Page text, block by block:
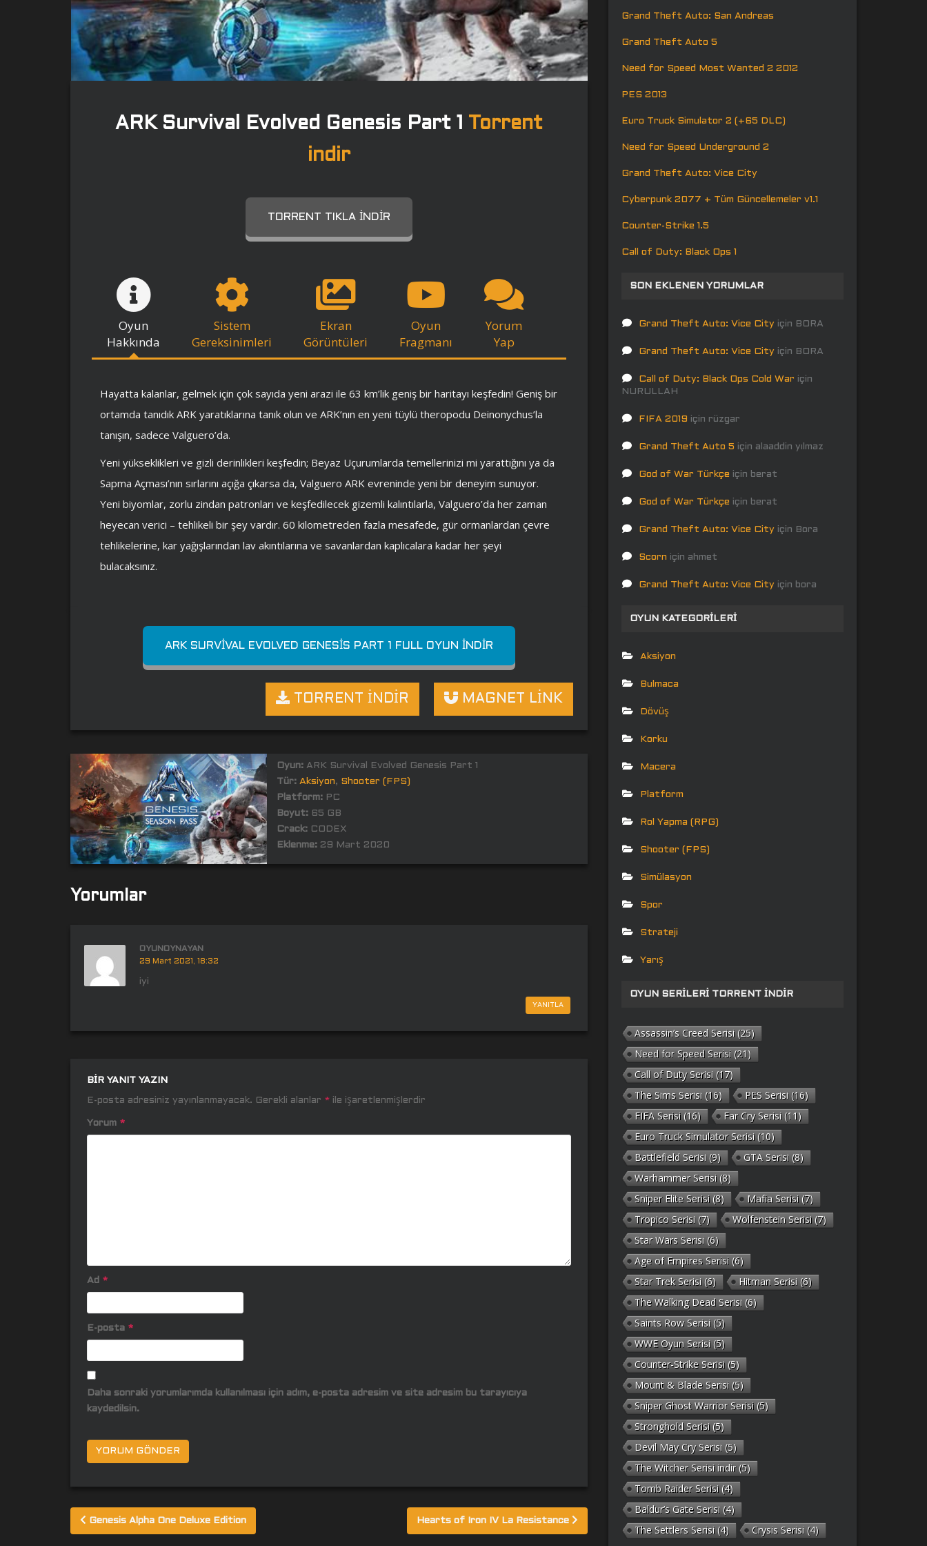
ARK Survival Evolved Genesis Part 1
Torrent
indir
TORRENT TIKLA İNDIR
Oyun
Hakkında
Sistem
Gereksinimleri
Ekran
Görüntüleri
Oyun
Fragmanı
Yorum
Yap
Hayatta kalanlar, gelmek için çok sayıda yeni arazi ile 63 km’lik geniş bir haritayı keşfedin! Geniş bir
ortamda tanıdık ARK yaratıklarına tanık olun ve ARK’nın en yeni tüylü theropodu Deinonychus’la
tanışın, sadece Valguero’da.
Yeni yükseklikleri ve gizli derinlikleri keşfedin; Beyaz Uçurumlarda temellerinizi mi yarattığını ya da
Sapma Açması’nın sırlarını açığa çıkarsa da, Valguero ARK evreninde yeni bir deneyim sunuyor.
Yeni biyomlar, zorlu zindan patronları ve keşfedilecek gizemli kalıntılarla, Valguero’da her zaman
heyecan verici – tehlikeli bir şey vardır. 60 kilometreden fazla mesafede, gür ormanlardan çevre
tehlikelerine, kar yağışlarından lav akıntılarına ve savanlardan kaplıcalara kadar her şeyi
bulacaksınız.
ARK SURVIVAL EVOLVED GENESIS PART 1 FULL OYUN İNDIR
MAGNET LİNK
TORRENT İNDİR
Oyun:ARK Survival Evolved Genesis Part 1
Tür: Aksiyon, Shooter (FPS)
Platform:PC
Boyut:65 GB
Crack:CODEX
Eklenme:29 Mart 2020
Yorumlar
OYUNOYNAYAN
29 Mart 2021, 18:32
iyi
YANITLA
BIR YANIT YAZIN
E-posta adresiniz yayınlanmayacak. Gerekli alanlar * ile işaretlenmişlerdir
Yorum *
Ad *
E-posta *
Daha sonraki yorumlarımda kullanılması için adım, e-posta adresim ve site adresim bu tarayıcıya
kaydedilsin.
Yazı
gezinmesi
Genesis Alpha One Deluxe Edition Hearts of Iron IV La Resistance
Grand Theft Auto: San Andreas
Grand Theft Auto 5
Need for Speed Most Wanted 2 2012
PES 2013
Euro Truck Simulator 2 (+65 DLC)
Need for Speed Underground 2
Grand Theft Auto: Vice City
Cyberpunk 2077 + Tüm Güncellemeler v1.1
Counter-Strike 1.5
Call of Duty: Black Ops 1
SON EKLENEN YORUMLAR
Grand Theft Auto: Vice City için BORA
Grand Theft Auto: Vice City için BORA
Call of Duty: Black Ops Cold War için
NURULLAH
FIFA 2019 için rüzgar
Grand Theft Auto 5 için alaaddin yılmaz
God of War Türkçe için berat
God of War Türkçe için berat
Grand Theft Auto: Vice City için Bora
Scorn için ahmet
Grand Theft Auto: Vice City için bora
OYUN KATEGORILERI
Aksiyon
Bulmaca
Dövüş
Korku
Macera
Platform
Rol Yapma (RPG)
Shooter (FPS)
Simülasyon
Spor
Strateji
Yarış
OYUN SERILERI TORRENT İNDIR
Assassin’s Creed Serisi (25)
Need for Speed Serisi (21)
Call of Duty Serisi (17)
The Sims Serisi (16) PES Serisi (16)
FIFA Serisi (16) Far Cry Serisi (11)
Euro Truck Simulator Serisi (10)
Battlefield Serisi (9) GTA Serisi (8)
Warhammer Serisi (8)
Sniper Elite Serisi (8) Mafia Serisi (7)
Tropico Serisi (7) Wolfenstein Serisi (7)
Star Wars Serisi (6)
Age of Empires Serisi (6)
Star Trek Serisi (6) Hitman Serisi (6)
The Walking Dead Serisi (6)
Saints Row Serisi (5)
WWE Oyun Serisi (5)
Counter-Strike Serisi (5)
Mount & Blade Serisi (5)
Sniper Ghost Warrior Serisi (5)
Stronghold Serisi (5)
Devil May Cry Serisi (5)
The Witcher Serisi indir(5)
Tomb Raider Serisi (4)
Baldur’s Gate Serisi (4)
The Settlers Serisi (4) Crysis Serisi (4)